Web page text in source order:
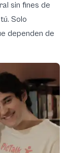
sin fines de
Solo
dependen de